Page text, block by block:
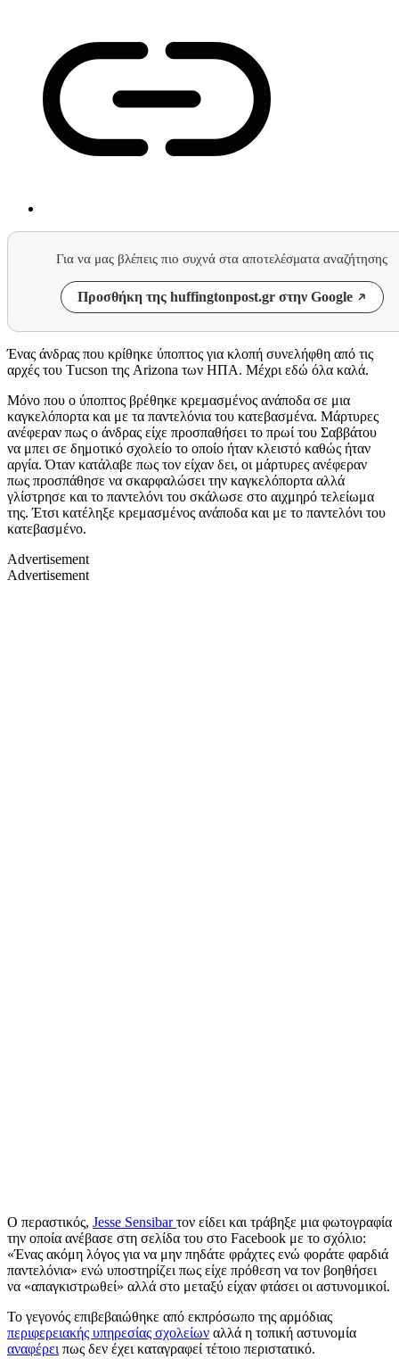
Για να μας βλέπεις πιο συχνά στα αποτελέσματα αναζήτησης
Προσθήκη της huffingtonpost.gr στην Google
Ένας άνδρας που κρίθηκε ύποπτος για κλοπή συνελήφθη από τις
αρχές του Τucson της Arizona των ΗΠΑ. Μέχρι εδώ όλα καλά.
Μόνο που ο ύποπτος βρέθηκε κρεμασμένος ανάποδα σε μια
καγκελόπορτα και με τα παντελόνια του κατεβασμένα. Μάρτυρες
ανέφεραν πως ο άνδρας είχε προσπαθήσει το πρωί του Σαββάτου
να μπει σε δημοτικό σχολείο το οποίο ήταν κλειστό καθώς ήταν
αργία. Όταν κατάλαβε πως τον είχαν δει, οι μάρτυρες ανέφεραν
πως προσπάθησε να σκαρφαλώσει την καγκελόπορτα αλλά
γλίστρησε και το παντελόνι του σκάλωσε στο αιχμηρό τελείωμα
της. Έτσι κατέληξε κρεμασμένος ανάποδα και με το παντελόνι του
κατεβασμένο.
Advertisement
Advertisement
Ο περαστικός, Jesse Sensibarτον είδει και τράβηξε μια φωτογραφία
την οποία ανέβασε στη σελίδα του στο Facebook με το σχόλιο:
«Ένας ακόμη λόγος για να μην πηδάτε φράχτες ενώ φοράτε φαρδιά
παντελόνια» ενώ υποστηρίζει πως είχε πρόθεση να τον βοηθήσει
να «απαγκιστρωθεί» αλλά στο μεταξύ είχαν φτάσει οι αστυνομικοί.
Το γεγονός επιβεβαιώθηκε από εκπρόσωπο της αρμόδιας
περιφερειακής υπηρεσίας σχολείων αλλά η τοπική αστυνομία
αναφέρει πως δεν έχει καταγραφεί τέτοιο περιστατικό.